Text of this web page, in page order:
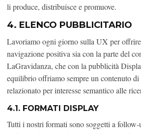
li produce, distribuisce e promuove.
4. ELENCO PUBBLICITARIO
Lavoriamo ogni giorno sulla UX per
navigazione positiva sia con la parte del
LaGravidanza, che con la pubblicità
equilibrio offriamo sempre un contenuto di
relazionato per interesse semantico alle
4.1. FORMATI DISPLAY
Tutti i nostri formati sono soggetti a